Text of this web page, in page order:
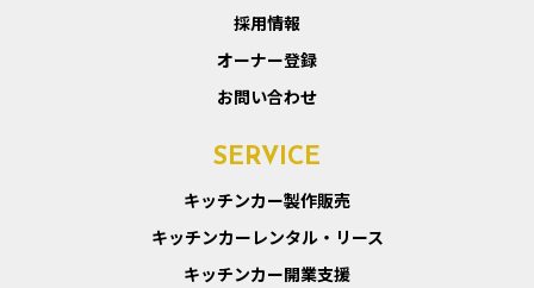
採用情報
オーナー登録
お問い合わせ
SERVICE
キッチンカー製作販売
キッチンカーレンタル・リース
キッチンカー開業支援